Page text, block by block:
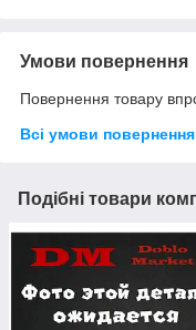
Умови повернення
Повернення товару
Всі умови повернення
Подібні товари